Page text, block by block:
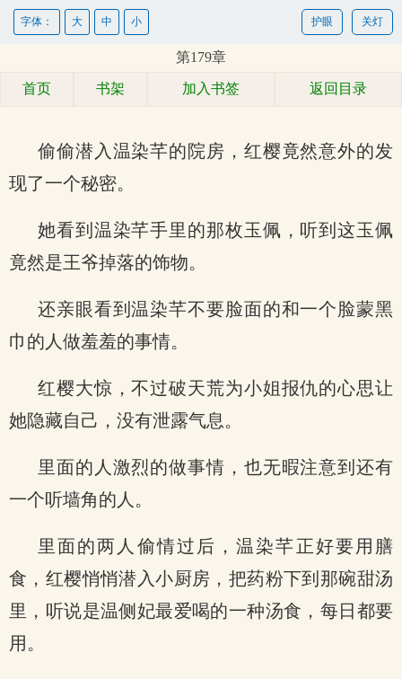
关灯
护眼
字体： 大 中 小
第179章
首页 书架 加入书签 返回目录
偷偷潜入温染芊的院房，红樱竟然意外的发
现了一个秘密。
她看到温染芊手里的那枚玉佩，听到这玉佩
竟然是王爷掉落的饰物。
还亲眼看到温染芊不要脸面的和一个脸蒙黑
巾的人做羞羞的事情。
红樱大惊，不过破天荒为小姐报仇的心思让
她隐藏自己，没有泄露气息。
里面的人激烈的做事情，也无暇注意到还有
一个听墙角的人。
里面的两人偷情过后，温染芊正好要用膳
食，红樱悄悄潜入小厨房，把药粉下到那碗甜汤
里，听说是温侧妃最爱喝的一种汤食，每日都要
用。